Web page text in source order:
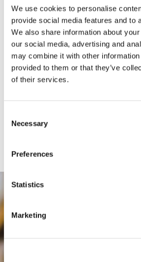
We use cookies to personalise
provide social media features and to
We also share information about
our social media, advertising and
may combine it with other information
provided to them or that they’ve
of their services.
Selection
Necessary
Preferences
Statistics
Marketing
ou personnalisiez le
pour les opérations
connaissances SmartBrowser
des conseils pour garantir des
fluides, sécurisées et optimisées
entreprise.